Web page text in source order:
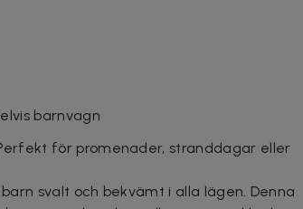
barnvagn
för promenader, stranddagar eller
svalt och bekvämt i alla lägen. Denna